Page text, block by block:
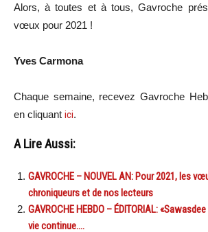
Alors, à toutes et à tous, Gavroche
vœux pour 2021 !
Yves Carmona
Chaque semaine, recevez Gavroche
en cliquant ici.
A Lire Aussi:
GAVROCHE – NOUVEL AN: Pour 2021, les
chroniqueurs et de nos lecteurs
GAVROCHE HEBDO – ÉDITORIAL:
vie continue….